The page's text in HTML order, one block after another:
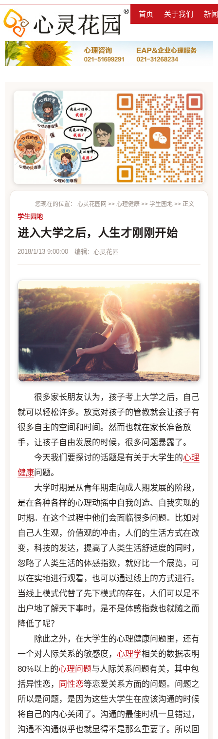
首页 关于我们 新
您现在的位置： 心灵花园网 >> 心理健康 >> 学生园地 >> 正文
学生园地
进入大学之后，人生才刚刚开始
2018/1/13 9:00:00 编辑：心灵花园
很多家长朋友认为，孩子考上大学之后，自己
就可以轻松许多。放宽对孩子的管教就会让孩子有
很多自主的空间和时间。然而也就在家长准备放
手，让孩子自由发展的时候，很多问题暴露了。
今天我们要探讨的话题是有关于大学生的心理
健康问题。
大学时期是从青年期走向成人期发展的阶段，
是在各种各样的心理动摇中自我创造、自我实现的
时期。在这个过程中他们会面临很多问题。比如对
自己人生观，价值观的冲击，人们的生活方式在改
变，科技的发达，提高了人类生活舒适度的同时，
忽略了人类生活的体感指数，就好比一个展览，可
以在实地进行观看，也可以通过线上的方式进行。
当线上模式代替了先下模式的存在，人们可以足不
出户地了解天下事时，是不是体感指数也就随之而
降低了呢？
除此之外，在大学生的心理健康问题里，还有
一个对人际关系的敏感度， 心理学相关的数据表明
80%以上的心理问题与人际关系问题有关，其中包
括异性恋，
同性恋等恋爱关系方面的问题。问题之
所以是问题，是因为这些大学生在应该沟通的时候
将自己的内心关闭了。沟通的最佳时机一旦错过，
沟通不沟通似乎也就显得不是那么重要了。所以回